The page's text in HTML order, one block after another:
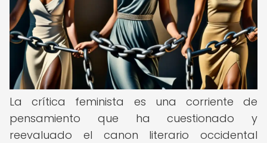
La crítica feminista es una corriente de
pensamiento que ha cuestionado y
reevaluado el canon literario occidental